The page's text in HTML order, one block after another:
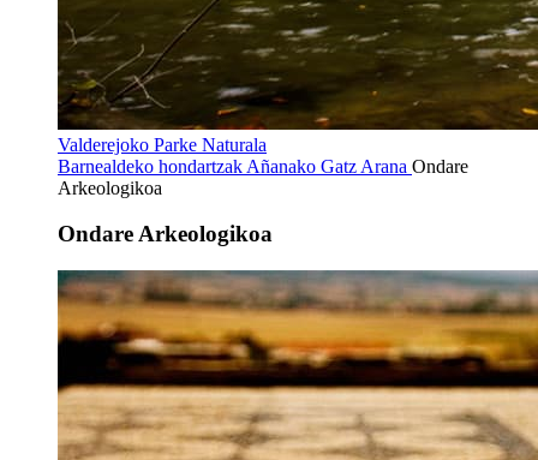
Valderejoko Parke Naturala
Barnealdeko hondartzak Añanako Gatz Arana Ondare
Arkeologikoa
Ondare Arkeologikoa